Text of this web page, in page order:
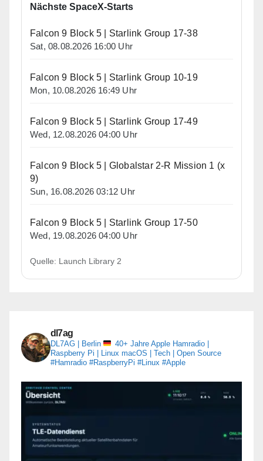
Nächste SpaceX-Starts
Falcon 9 Block 5 | Starlink Group 17-38
Sat, 08.08.2026 16:00 Uhr
Falcon 9 Block 5 | Starlink Group 10-19
Mon, 10.08.2026 16:49 Uhr
Falcon 9 Block 5 | Starlink Group 17-49
Wed, 12.08.2026 04:00 Uhr
Falcon 9 Block 5 | Globalstar 2-R Mission 1 (x
9)
Sun, 16.08.2026 03:12 Uhr
Falcon 9 Block 5 | Starlink Group 17-50
Wed, 19.08.2026 04:00 Uhr
Quelle: Launch Library 2
dl7ag
DL7AG | Berlin 40+ Jahre Apple Hamradio |
Raspberry Pi | Linux macOS | Tech | Open Source
#Hamradio #RaspberryPi #Linux #Apple